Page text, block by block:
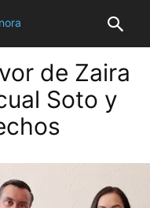
de Zaira
Soto y